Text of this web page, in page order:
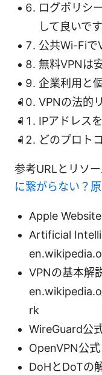
ログポリシ
して良いで
公共Wi-Fiで
無料VPNは
企業利用と
VPNの法的
IPアドレス
どのプロト
参考URLとリソー
に繋がらない？
Apple
Artificial
VPNの基本解
rk
WireGuard公
OpenVPN公
DoHとDoTの